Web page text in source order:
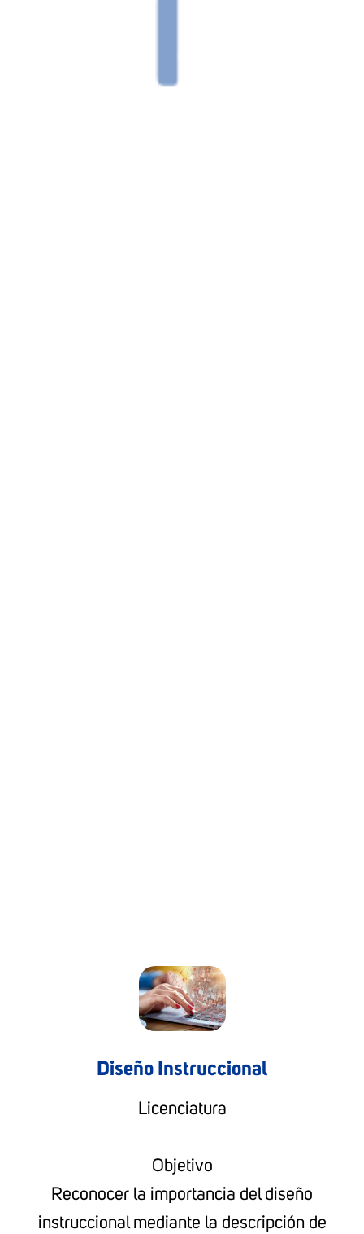
Diseño Instruccional
Licenciatura
Objetivo
Reconocer la importancia del diseño
instruccional mediante la descripción de